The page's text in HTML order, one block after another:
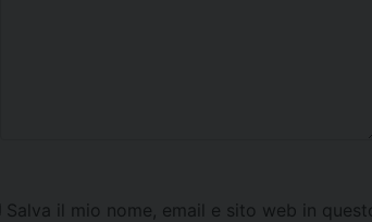
Salva il mio nome, email e sito web in